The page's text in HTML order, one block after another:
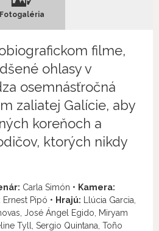
Fotogaléria
filme,
ohlasy v
osemnásťročná
zaliatej Galície, aby
koreňoch a
ktorých nikdy
Carla Simón • Kamera:
Ernest Pipó • Hrajú: Llúcia Garcia,
José Ángel Egido, Miryam
Tyll, Sergio Quintana, Toño